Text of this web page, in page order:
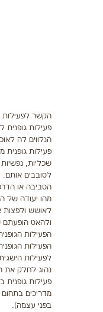
הקשר לפעילות
פעילות
הנלווים לה
שכליות,
לסובבים אותם.
הסביבה או
מהו יעודה של
לאושש ולפצות
ולהאט הופעתם
הפעילות
הפעילות
לפעילות
נהוג לחלק את
פעילות גופנית
בפני עצמה).